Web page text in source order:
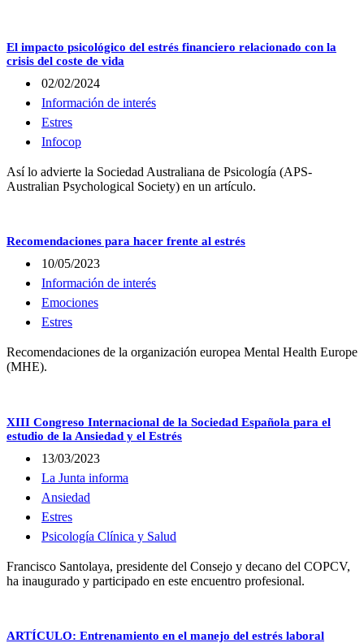
El impacto psicológico del estrés financiero relacionado con la
crisis del coste de vida
02/02/2024
Información de interés
Estres
Infocop
Así lo advierte la Sociedad Australiana de Psicología (APS-
Australian Psychological Society) en un artículo.
Recomendaciones para hacer frente al estrés
10/05/2023
Información de interés
Emociones
Estres
Recomendaciones de la organización europea Mental Health Europe
(MHE).
XIII Congreso Internacional de la Sociedad Española para el
estudio de la Ansiedad y el Estrés
13/03/2023
La Junta informa
Ansiedad
Estres
Psicología Clínica y Salud
Francisco Santolaya, presidente del Consejo y decano del COPCV,
ha inaugurado y participado en este encuentro profesional.
ARTÍCULO: Entrenamiento en el manejo del estrés laboral